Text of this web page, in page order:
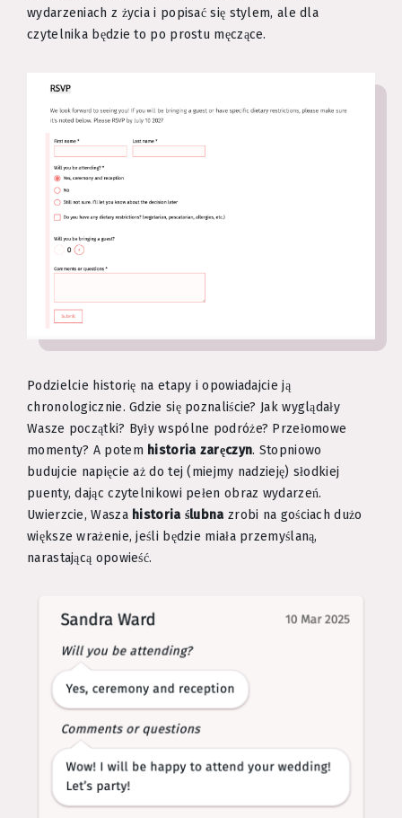
wydarzeniach z życia i popisać się stylem, ale dla
czytelnika będzie to po prostu męczące.
Podzielcie historię na etapy i opowiadajcie ją
chronologicznie. Gdzie się poznaliście? Jak wyglądały
Wasze początki? Były wspólne podróże? Przełomowe
momenty? A potem historia zaręczyn. Stopniowo
budujcie napięcie aż do tej (miejmy nadzieję) słodkiej
puenty, dając czytelnikowi pełen obraz wydarzeń.
Uwierzcie, Wasza historia ślubna zrobi na gościach dużo
większe wrażenie, jeśli będzie miała przemyślaną,
narastającą opowieść.